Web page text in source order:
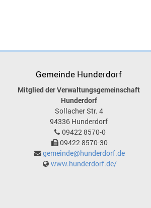
Gemeinde Hunderdorf
Mitglied der Verwaltungsgemeinschaft
Hunderdorf
Sollacher Str. 4
94336 Hunderdorf
09422 8570-0
09422 8570-30
gemeinde@hunderdorf.de
www.hunderdorf.de/